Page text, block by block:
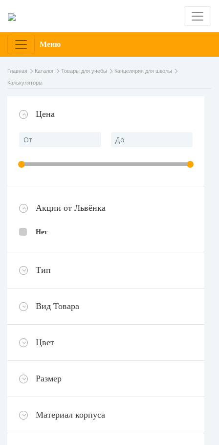
Меню
Главная Каталог Товары для учебы
Канцелярия для школы
Калькуляторы
Цена
Акции от Львёнка
Нет
Тип
Вид Товара
Цвет
Размер
Материал корпуса